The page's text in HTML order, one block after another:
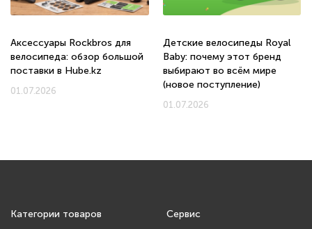
Аксессуары Rockbros для
велосипеда: обзор большой
поставки в Hube.kz
01.07.2026
Детские велосипеды Royal
Baby: почему этот бренд
выбирают во всём мире
(новое поступление)
01.07.2026
Категории товаров Сервис